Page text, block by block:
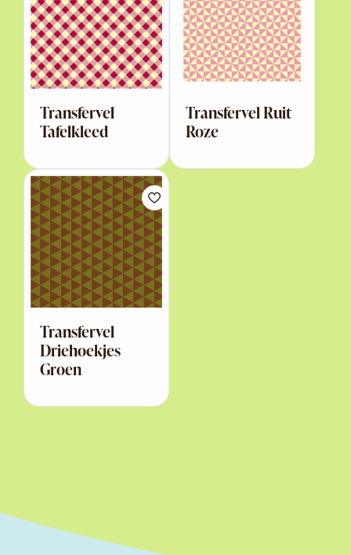
Transfervel
Tafelkleed
Transfervel Ruit
Roze
Transfervel
Driehoekjes
Groen